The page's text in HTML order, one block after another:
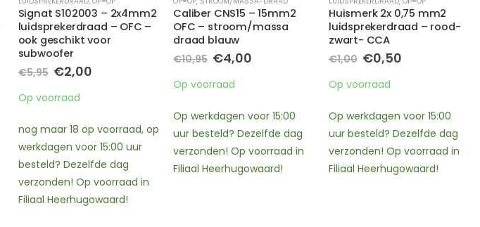
Signat S102003 – 2x4mm2
luidsprekerdraad – OFC –
ook geschikt voor
subwoofer
€5,95 Oorspronkelijke
was:
€2,00Huidige
Op voorraad
nog maar 18 op voorraad, op
werkdagen voor 15:00 uur
besteld? Dezelfde dag
verzonden! Op voorraad in
Filiaal Heerhugowaard!
Caliber CNS15 – 15mm2
OFC – stroom/massa
draad blauw
€10,95 Oorspronkelijke
was:
€4,00Huidige
Op voorraad
Op werkdagen voor 15:00
uur besteld? Dezelfde dag
verzonden! Op voorraad in
Filiaal Heerhugowaard!
Huismerk 2x 0,75 mm2
luidsprekerdraad – rood-
zwart- CCA
€1,00 Oorspronkelijke
was:
€0,50Huidige
Op voorraad
Op werkdagen voor 15:00
uur besteld? Dezelfde dag
verzonden! Op voorraad in
Filiaal Heerhugowaard!